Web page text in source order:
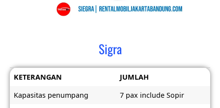
Sigra
KETERANGAN
JUMLAH
Kapasitas penumpang
7 pax include Sopir